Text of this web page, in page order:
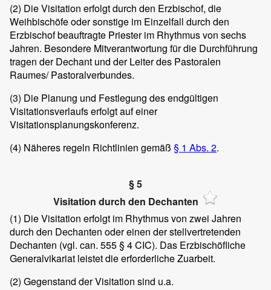
(2) Die Visitation erfolgt durch den Erzbischof, die
Weihbischöfe oder sonstige im Einzelfall durch den
Erzbischof beauftragte Priester im Rhythmus von sechs
Jahren. Besondere Mitverantwortung für die Durchführung
tragen der Dechant und der Leiter des Pastoralen
Raumes/ Pastoralverbundes.
(3) Die Planung und Festlegung des endgültigen
Visitationsverlaufs erfolgt auf einer
Visitationsplanungskonferenz.
(4) Näheres regeln Richtlinien gemäß § 1 Abs. 2.
§ 5
Visitation durch den Dechanten
(1) Die Visitation erfolgt im Rhythmus von zwei Jahren
durch den Dechanten oder einen der stellvertretenden
Dechanten (vgl. can. 555 § 4 CIC). Das Erzbischöfliche
Generalvikariat leistet die erforderliche Zuarbeit.
(2) Gegenstand der Visitation sind u.a.